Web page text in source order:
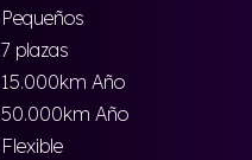
Pequeños
7 plazas
15.000km Año
50.000km Año
Flexible